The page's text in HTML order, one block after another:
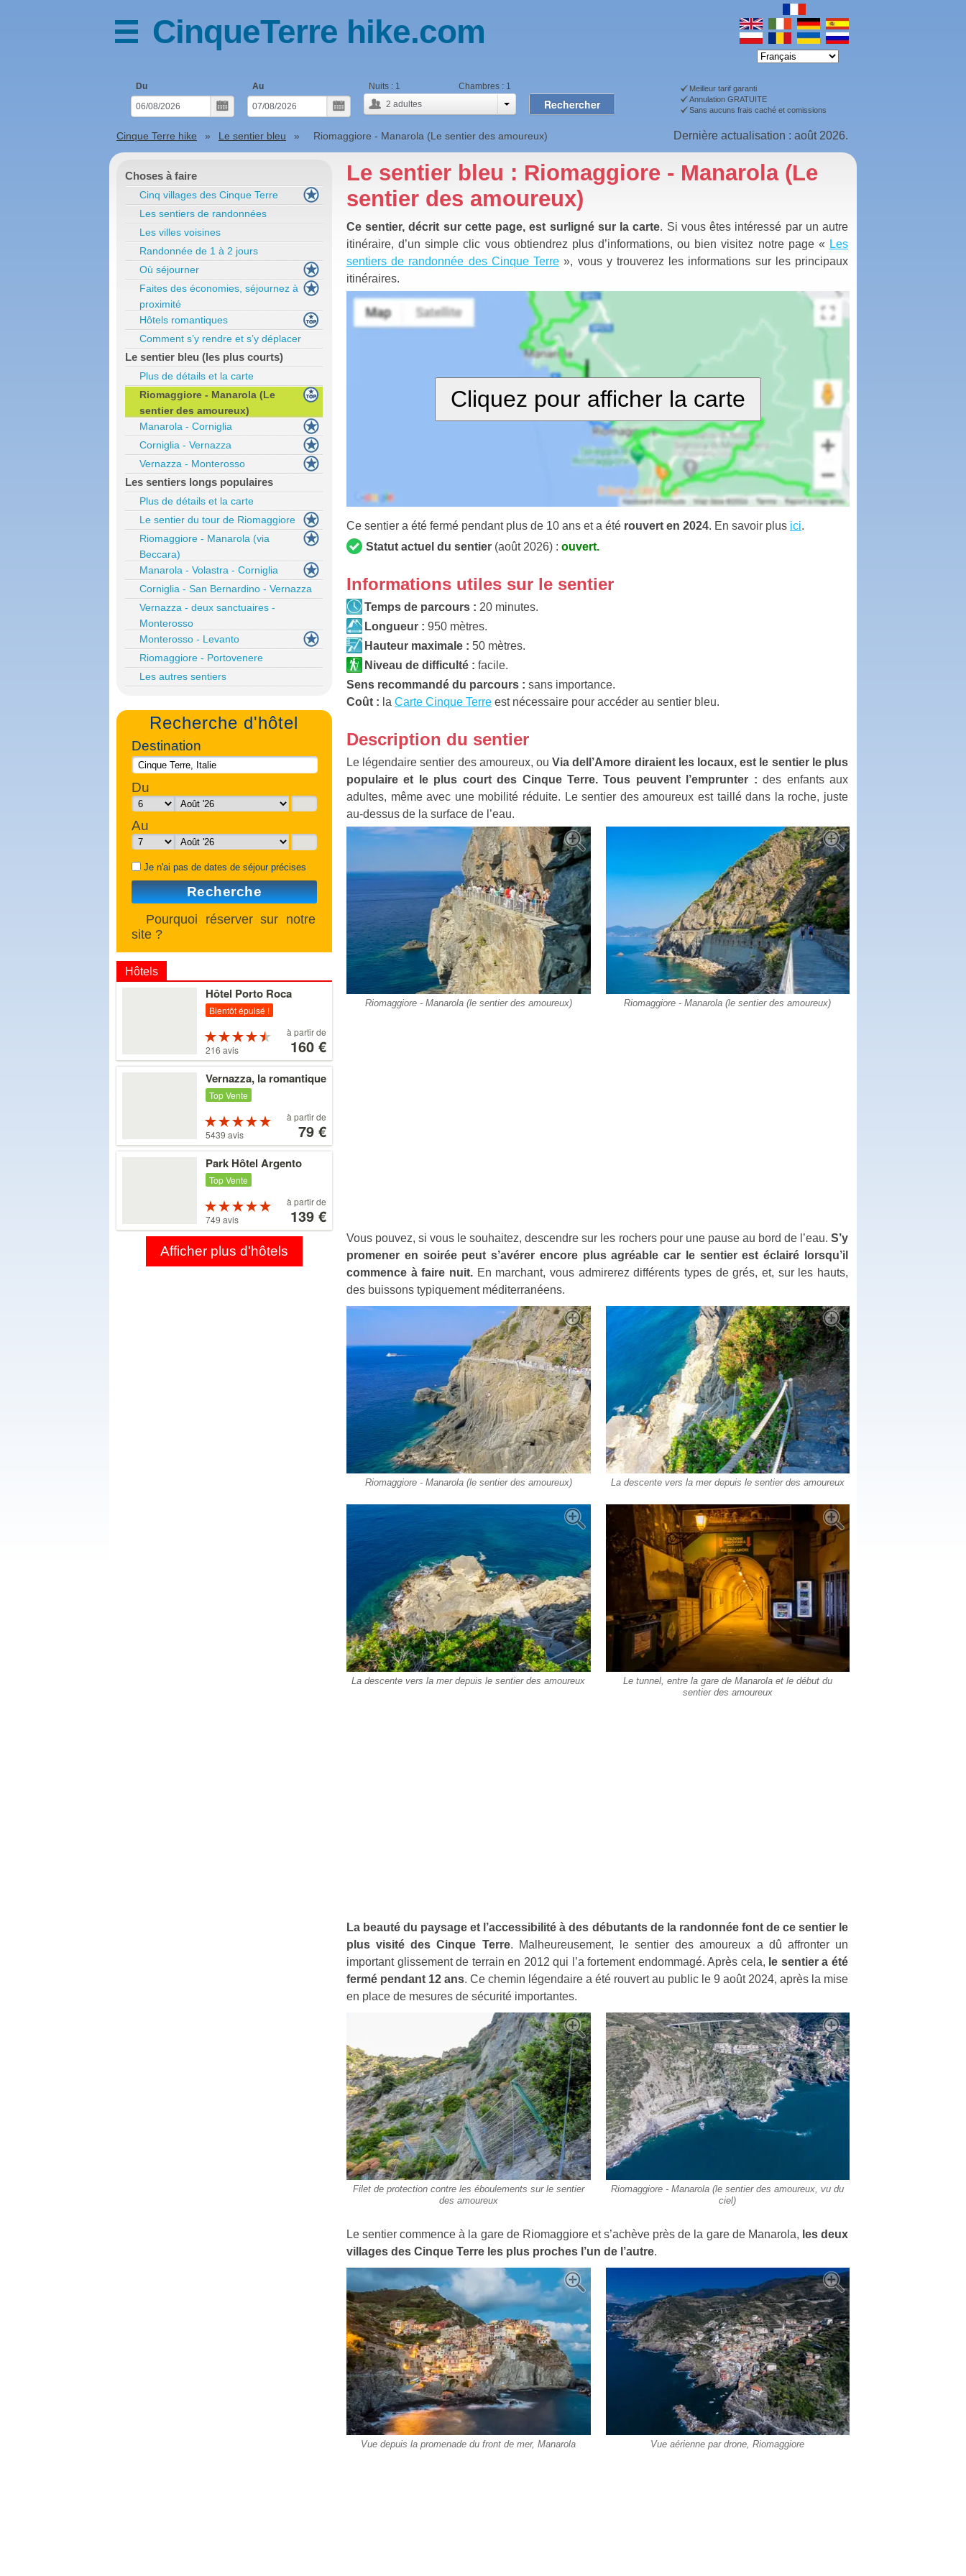
CinqueTerre hike.com
Du
Au
2 adultes
Nuits : 1 Chambres : 1
Rechercher
Meilleur tarif garanti
Annulation GRATUITE
Sans aucuns frais caché et comissions
Dernière actualisation : août 2026.
Cinque Terre hike Le sentier bleu Riomaggiore - Manarola (Le sentier des amoureux)
Le sentier bleu : Riomaggiore - Manarola (Le
sentier des amoureux)
Ce sentier, décrit sur cette page, est surligné sur la carte. Si vous êtes intéressé par un autre
itinéraire, d’un simple clic vous obtiendrez plus d’informations, ou bien visitez notre page « Les
sentiers de randonnée des Cinque Terre », vous y trouverez les informations sur les principaux
itinéraires.
Cliquez pour afficher la carte
Ce sentier a été fermé pendant plus de 10 ans et a été rouvert en 2024. En savoir plus ici.
Statut actuel du sentier (août 2026) : ouvert.
Informations utiles sur le sentier
Temps de parcours : 20 minutes.
Longueur : 950 mètres.
Hauteur maximale : 50 mètres.
Niveau de difficulté : facile.
Sens recommandé du parcours : sans importance.
Coût : la Carte Cinque Terre est nécessaire pour accéder au sentier bleu.
Description du sentier
Le légendaire sentier des amoureux, ouVia dell’Amore diraient les locaux, est le sentier le plus
populaire et le plus court des Cinque Terre. Tous peuvent l’emprunter : des enfants aux
adultes, même avec une mobilité réduite. Le sentier des amoureux est taillé dans la roche, juste
au-dessus de la surface de l’eau.
Riomaggiore - Manarola (le sentier des amoureux) Riomaggiore - Manarola (le sentier des amoureux)
Vous pouvez, si vous le souhaitez, descendre sur les rochers pour une pause au bord de l’eau. S’y
promener en soirée peut s’avérer encore plus agréable car le sentier est éclairé lorsqu’il
commence à faire nuit. En marchant, vous admirerez différents types de grés, et, sur les hauts,
des buissons typiquement méditerranéens.
Riomaggiore - Manarola (le sentier des amoureux) La descente vers la mer depuis le sentier des amoureux
La descente vers la mer depuis le sentier des amoureux
Le tunnel, entre la gare de Manarola et le début du
sentier des amoureux
La beauté du paysage et l’accessibilité à des débutants de la randonnée font de ce sentier le
plus visité des Cinque Terre. Malheureusement, le sentier des amoureux a dû affronter un
important glissement de terrain en 2012 qui l’a fortement endommagé. Après cela, le sentier a été
fermé pendant 12 ans. Ce chemin légendaire a été rouvert au public le 9 août 2024, après la mise
en place de mesures de sécurité importantes.
Filet de protection contre les éboulements sur le sentier
des amoureux
Riomaggiore - Manarola (le sentier des amoureux, vu du
ciel)
Le sentier commence à la gare de Riomaggiore et s’achève près de la gare de Manarola, les deux
villages des Cinque Terre les plus proches l’un de l’autre.
Vue depuis la promenade du front de mer, Manarola Vue aérienne par drone, Riomaggiore
Choses à faire
Cinq villages des Cinque Terre
Les sentiers de randonnées
Les villes voisines
Randonnée de 1 à 2 jours
Où séjourner
Faites des économies, séjournez à
proximité
Hôtels romantiques
Comment s’y rendre et s’y déplacer
Le sentier bleu (les plus courts)
Plus de détails et la carte
Riomaggiore - Manarola (Le
sentier des amoureux)
Manarola - Corniglia
Corniglia - Vernazza
Vernazza - Monterosso
Les sentiers longs populaires
Plus de détails et la carte
Le sentier du tour de Riomaggiore
Riomaggiore - Manarola (via
Beccara)
Manarola - Volastra - Corniglia
Corniglia - San Bernardino - Vernazza
Vernazza - deux sanctuaires -
Monterosso
Monterosso - Levanto
Riomaggiore - Portovenere
Les autres sentiers
Recherche d'hôtel
Destination
Du
Au
Je n'ai pas de dates de séjour précises
Recherche
Pourquoi réserver sur notre
site ?
Hôtels
Hôtel Porto Roca
Bientôt épuisé !
Évaluation :
4.5 étoiles sur
5
216 avis partir
160 €
à partir de
160 €
Voir
Vernazza, la romantique
Top Vente
Évaluation :
5 étoiles sur 5
5439 avis partir
79 €
à partir de
79 €
Voir
Park Hôtel Argento
Top Vente
Évaluation :
5 étoiles sur 5
749 avis partir
139 €
à partir de
139 €
Voir
Afficher plus d'hôtels